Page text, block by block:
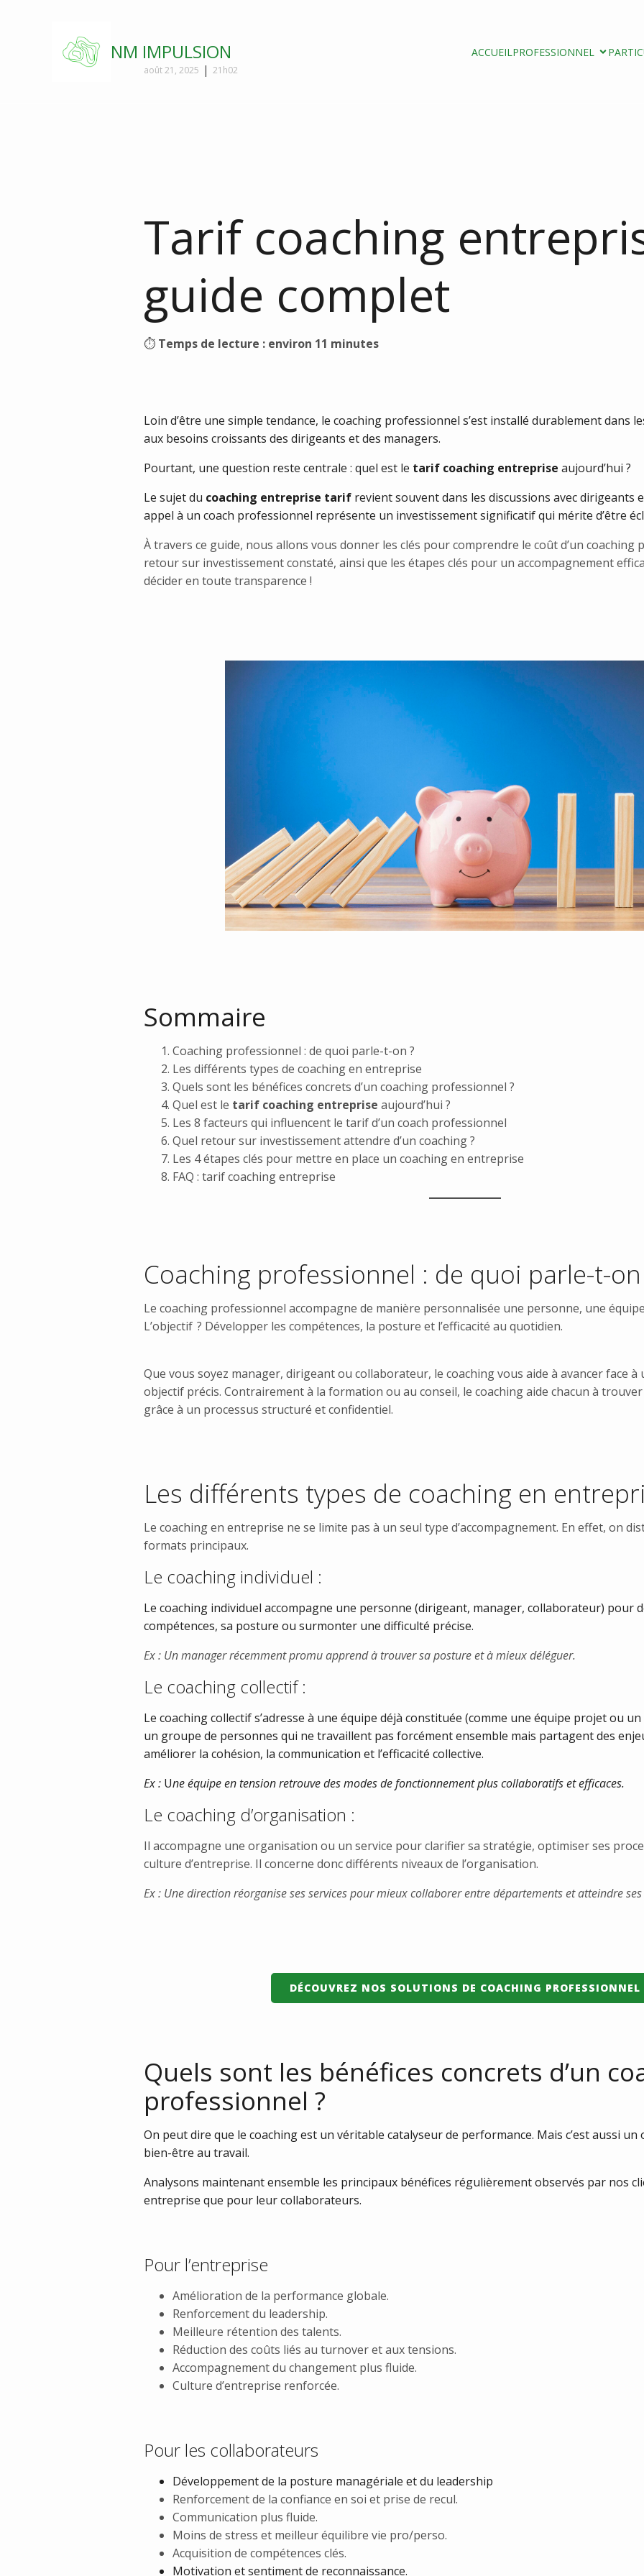
NM IMPULSION ACCUEIL PROFESSIONNEL
août 21, 2025 | 21h02
Tarif coaching
guide complet
⏱ Temps de lecture : environ 11 minutes
Loin d’être une simple tendance, lecoaching professionnel s’est installé durablement dans
aux besoins croissants des dirigeants et des managers.
Pourtant, une question reste centrale : quel est le tarif coaching entreprise aujourd’hui ?
Le sujet du coaching entreprise tarif revient souvent dans les discussions avec dirigeants
appel à un coach professionnel représente un investissement significatif qui mérite d’être
À travers ce guide, nous allons vous donner les clés pour comprendre le coût d’un coaching
retour sur investissement constaté, ainsi que les étapes clés pour un accompagnement
décider en toute transparence !
Sommaire
Coaching professionnel : de quoi parle-t-on ?
Les différents types de coaching en entreprise
Quels sont les bénéfices concrets d’un coaching professionnel ?
Quel est le tarif coaching entreprise aujourd’hui ?
Les 8 facteurs qui influencent le tarif d’un coach professionnel
Quel retour sur investissement attendre d’un coaching ?
Les 4 étapes clés pour mettre en place un coaching en entreprise
FAQ : tarif coaching entreprise
Coaching professionnel : de quoi parle-t-on
Le coaching professionnel accompagne de manière personnalisée une personne, une
L’objectif ? Développer les compétences, la posture et l’efficacité au quotidien.
Que vous soyez manager, dirigeant ou collaborateur, le coaching vous aide à avancer face
objectif précis. Contrairement à la formation ou au conseil, le coaching aide chacun à
grâce à un processus structuré et confidentiel.
Les différents types de coaching en
Le coaching en entreprise ne se limite pas à un seul type d’accompagnement. En effet, on
formats principaux.
Le coaching individuel :
Le coaching individuel accompagne une personne (dirigeant, manager, collaborateur) pour
compétences, sa posture ou surmonter une difficulté précise.
Ex : Un manager récemment promu apprend à trouver sa posture et à mieux déléguer.
Le coaching collectif :
Le coaching collectifs’adresse à une équipe déjà constituée (comme une équipe projet ou
un groupe de personnes qui ne travaillent pas forcément ensemble mais partagent des
améliorer la cohésion, la communication et l’efficacité collective.
Ex : Une équipe en tension retrouve des modes de fonctionnement plus collaboratifs et efficaces.
Le coaching d’organisation :
Il accompagne une organisation ou un service pour clarifier sa stratégie, optimiser ses
culture d’entreprise. Il concerne donc différents niveaux de l’organisation.
Ex : Une direction réorganise ses services pour mieux collaborer entre départements et atteindre
DÉCOUVREZ NOS SOLUTIONS DE COACHING PROFESSIONNEL
Quels sont les bénéfices concrets d’un
professionnel ?
On peut dire que le coaching est un véritable catalyseur de performance. Mais c’est aussi
bien-être au travail.
Analysons maintenant ensemble les principaux bénéfices régulièrement observés par nos
entreprise que pour leur collaborateurs.
Pour l’entreprise
Amélioration de la performance globale.
Renforcement du leadership.
Meilleure rétention des talents.
Réduction des coûts liés au turnover et aux tensions.
Accompagnement du changement plus fluide.
Culture d’entreprise renforcée.
Pour les collaborateurs
Développement de la posture managériale et du leadership
Renforcement de la confiance en soi et prise de recul.
Communication plus fluide.
Moins de stress et meilleur équilibre vie pro/perso.
Acquisition de compétences clés.
Motivation et sentiment de reconnaissance.